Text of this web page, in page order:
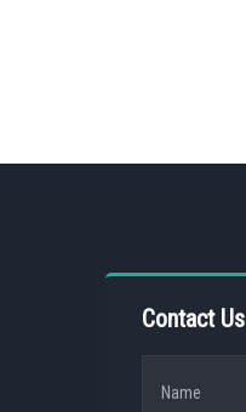
Contact Us